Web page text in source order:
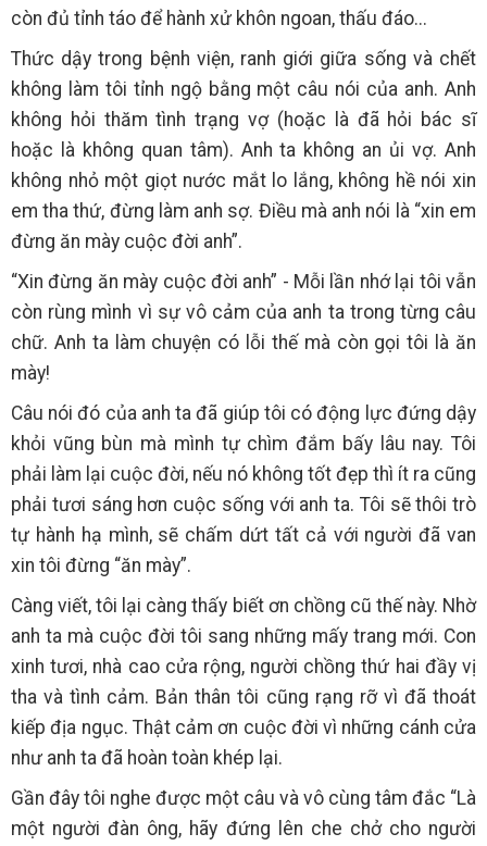
còn đủ tỉnh táo để hành xử khôn ngoan, thấu đáo...
Thức dậy trong bệnh viện, ranh giới giữa sống và chết
không làm tôi tỉnh ngộ bằng một câu nói của anh. Anh
không hỏi thăm tình trạng vợ (hoặc là đã hỏi bác sĩ
hoặc là không quan tâm). Anh ta không an ủi vợ. Anh
không nhỏ một giọt nước mắt lo lắng, không hề nói xin
em tha thứ, đừng làm anh sợ. Điều mà anh nói là “xin em
đừng ăn mày cuộc đời anh”.
“Xin đừng ăn mày cuộc đời anh” - Mỗi lần nhớ lại tôi vẫn
còn rùng mình vì sự vô cảm của anh ta trong từng câu
chữ. Anh ta làm chuyện có lỗi thế mà còn gọi tôi là ăn
mày!
Câu nói đó của anh ta đã giúp tôi có động lực đứng dậy
khỏi vũng bùn mà mình tự chìm đắm bấy lâu nay. Tôi
phải làm lại cuộc đời, nếu nó không tốt đẹp thì ít ra cũng
phải tươi sáng hơn cuộc sống với anh ta. Tôi sẽ thôi trò
tự hành hạ mình, sẽ chấm dứt tất cả với người đã van
xin tôi đừng “ăn mày”.
Càng viết, tôi lại càng thấy biết ơn chồng cũ thế này. Nhờ
anh ta mà cuộc đời tôi sang những mấy trang mới. Con
xinh tươi, nhà cao cửa rộng, người chồng thứ hai đầy vị
tha và tình cảm. Bản thân tôi cũng rạng rỡ vì đã thoát
kiếp địa ngục. Thật cảm ơn cuộc đời vì những cánh cửa
như anh ta đã hoàn toàn khép lại.
Gần đây tôi nghe được một câu và vô cùng tâm đắc “Là
một người đàn ông, hãy đứng lên che chở cho người